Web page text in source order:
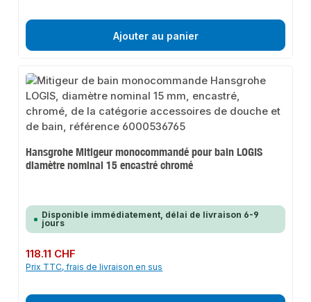
Ajouter au panier
Hansgrohe Mitigeur monocommandé pour bain LOGIS
diamètre nominal 15 encastré chromé
Disponible immédiatement, délai de livraison 6-9
jours
Prix régulier :
118.11 CHF
Prix TTC, frais de livraison en sus